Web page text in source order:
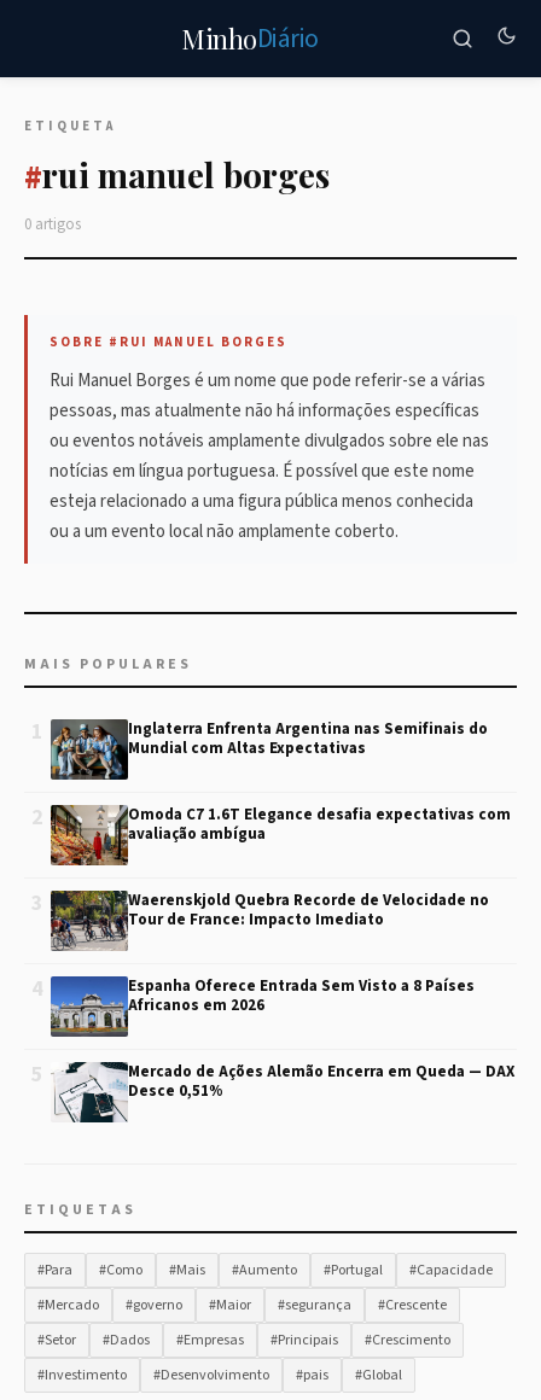
MinhoDiário
ETIQUETA
#rui manuel borges
0 artigos
SOBRE #RUI MANUEL BORGES
Rui Manuel Borges é um nome que pode referir-se a várias
pessoas, mas atualmente não há informações específicas
ou eventos notáveis amplamente divulgados sobre ele nas
notícias em língua portuguesa. É possível que este nome
esteja relacionado a uma figura pública menos conhecida
ou a um evento local não amplamente coberto.
MAIS POPULARES
1
Inglaterra Enfrenta Argentina nas Semifinais do
Mundial com Altas Expectativas
2
Omoda C7 1.6T Elegance desafia expectativas com
avaliação ambígua
3
Waerenskjold Quebra Recorde de Velocidade no
Tour de France: Impacto Imediato
4
Espanha Oferece Entrada Sem Visto a 8 Países
Africanos em 2026
5
Mercado de Ações Alemão Encerra em Queda — DAX
Desce 0,51%
ETIQUETAS
#Para #Como #Mais #Aumento #Portugal
#Capacidade
#Mercado
#governo #Maior #segurança
#Crescente
#Setor
#Dados #Empresas #Principais
#Crescimento
#Investimento
#Desenvolvimento #pais #Global